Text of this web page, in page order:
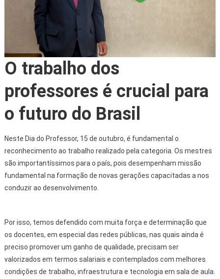
O trabalho dos
professores é crucial para
o futuro do Brasil
Neste Dia do Professor, 15 de outubro, é fundamental o
reconhecimento ao trabalho realizado pela categoria. Os mestres
são importantíssimos para o país, pois desempenham missão
fundamental na formação de novas gerações capacitadas a nos
conduzir ao desenvolvimento.
Por isso, temos defendido com muita força e determinação que
os docentes, em especial das redes públicas, nas quais ainda é
preciso promover um ganho de qualidade, precisam ser
valorizados em termos salariais e contemplados com melhores
condições de trabalho, infraestrutura e tecnologia em sala de aula.